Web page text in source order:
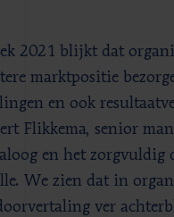
2021 blijkt dat
marktpositie
en ook
Flikkema, senior
en het
We zien dat in
ver